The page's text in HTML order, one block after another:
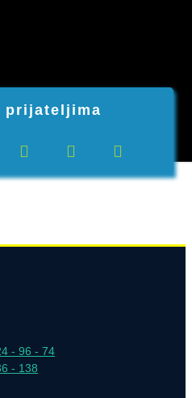
prijateljima
- 96 - 74
- 138